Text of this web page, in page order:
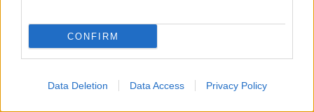
CONFIRM
Data Deletion Data Access Privacy Policy
SKATĪT VISUS (3)